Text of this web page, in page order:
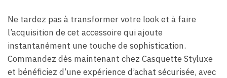
Ne tardez pas à transformer votre look et à faire
l’acquisition de cet accessoire qui ajoute
instantanément une touche de sophistication.
Commandez dès maintenant chez Casquette Styluxe
et bénéficiez d’une expérience d’achat sécurisée, avec